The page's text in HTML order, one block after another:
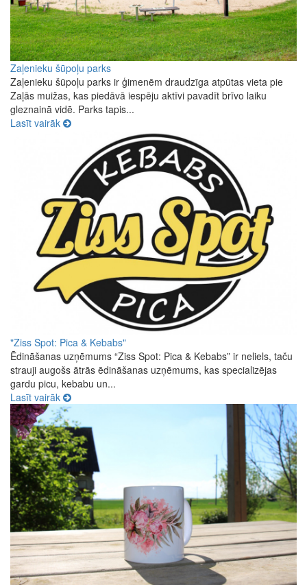
Zaļenieku šūpoļu parks
Zaļenieku šūpoļu parks ir ģimenēm draudzīga atpūtas vieta pie
Zaļās muižas, kas piedāvā iespēju aktīvi pavadīt brīvo laiku
gleznainā vidē. Parks tapis...
Lasīt vairāk
"Ziss Spot: Pica & Kebabs"
Ēdināšanas uzņēmums “Ziss Spot: Pica & Kebabs” ir neliels, taču
strauji augošs ātrās ēdināšanas uzņēmums, kas specializējas
gardu picu, kebabu un...
Lasīt vairāk